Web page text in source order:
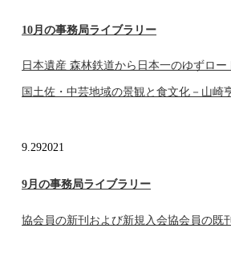
10月の事務局ライブラリー
日本遺産 森林鉄道から日本一のゆずロ
国土佐・中芸地域の景観と食文化－山崎
9.292021
9月の事務局ライブラリー
協会員の新刊および新規入会協会員の既